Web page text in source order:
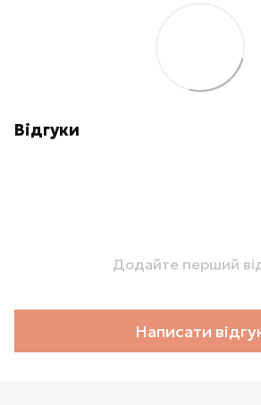
Відгуки
Додайте перший
Написати